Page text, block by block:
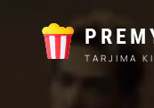
TARJIMA